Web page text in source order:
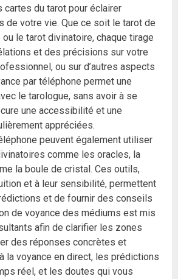
du tarot pour éclairer
votre vie. Que ce soit le tarot de
le tarot divinatoire, chaque tirage
et des précisions sur votre
ou sur d’autres aspects
par téléphone permet une
le tarologue, sans avoir à se
une accessibilité et une
appréciées.
peuvent également utiliser
comme les oracles, la
la boule de cristal. Ces outils,
et à leur sensibilité, permettent
et de fournir des conseils
de voyance des médiums est mis
afin de clarifier les zones
des réponses concrètes et
la voyance en direct, les prédictions
réel, et les doutes qui vous